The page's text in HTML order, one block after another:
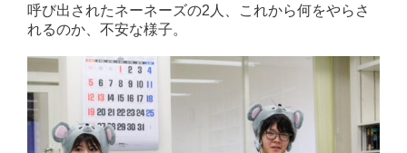
呼び出されたネーネーズの2人、これから何をやらさ
れるのか、不安な様子。